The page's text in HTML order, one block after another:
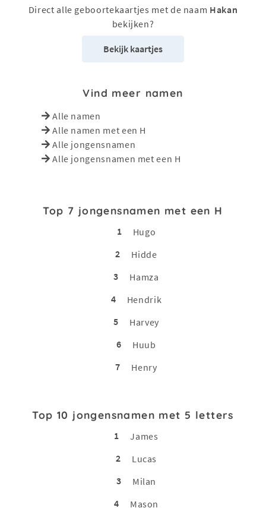
Direct alle geboortekaartjes met de naam Hakan
bekijken?
Bekijk kaartjes
Vind meer namen
Alle namen
Alle namen met een H
Alle jongensnamen
Alle jongensnamen met een H
Top 7 jongensnamen met een H
1
Hugo
2
Hidde
3
Hamza
4
Hendrik
5
Harvey
6
Huub
7
Henry
Top 10 jongensnamen met 5 letters
1
James
2
Lucas
3
Milan
4
Mason